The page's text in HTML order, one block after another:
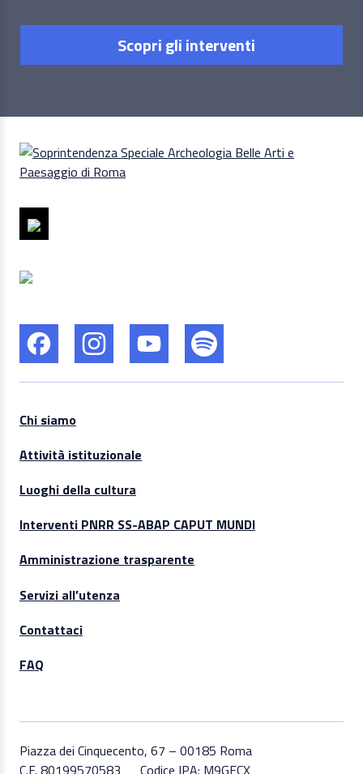
Scopri gli interventi
Chi siamo
Attività istituzionale
Luoghi della cultura
Interventi PNRR SS-ABAP CAPUT MUNDI
Amministrazione trasparente
Servizi all’utenza
Contattaci
FAQ
Piazza dei Cinquecento, 67 – 00185 Roma
C.F. 80199570583
Codice IPA: M9GECX